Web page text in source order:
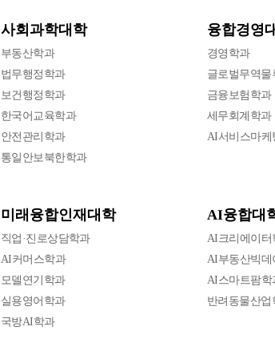
사회과학대학
부동산학과
법무행정학과
보건행정학과
한국어교육학과
안전관리학과
통일안보북한학과
융합경영
경영학과
글로벌무역물
금융보험학과
세무회계학과
AI서비스마케
미래융합인재대학
직업·진로상담학과
AI커머스학과
모델연기학과
실용영어학과
국방AI학과
AI융합대
AI크리에이터
AI부동산빅데
AI스마트팜학
반려동물산업